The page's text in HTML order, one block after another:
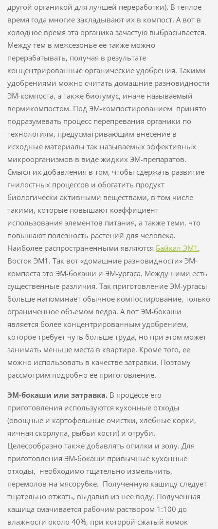
другой органикой для лучшей переработки). В теплое
время года многие закладывают их в компост. А вот в
холодное время эта органика зачастую выбрасывается.
Между тем в межсезонье ее также можно
перерабатывать, получая в результате
концентрированные органические удобрения. Такими
удобрениями можно считать домашние разновидности
ЭМ-компоста, а также биогумус, иначе называемый
вермикомпостом. Под ЭМ-компостированием принято
подразумевать процесс перепревания органики по
технологиям, предусматривающим внесение в
исходные материалы так называемых эффективных
микроорганизмов в виде жидких ЭМ-препаратов.
Смысл их добавления в том, чтобы сдержать развитие
гнилостных процессов и обогатить продукт
биологически активными веществами, в том числе
такими, которые повышают коэффициент
использования элементов питания, а также теми, что
повышают полезность растений для человека.
Наиболее распространенными являются Байкал ЭМ1 ,
Восток ЭМ1. Так вот «домашние разновидности» ЭМ-
компоста это ЭМ-бокаши и ЭМ-ургаса. Между ними есть
существенные различия. Так приготовление ЭМ-ургасы
больше напоминает обычное компостирование, только
ограниченное объемом ведра. А вот ЭМ-бокаши
является более концентрированным удобрением,
которое требует чуть больше труда, но при этом может
занимать меньше места в квартире. Кроме того, ее
можно использовать в качестве затравки. Поэтому
рассмотрим подробно ее приготовление.
ЭМ-бокаши или затравка.В процессе его
приготовления используются кухонные отходы
(овощные и картофельные очистки, хлебные корки,
яичная скорлупа, рыбьи кости) и отруби.
Целесообразно также добавлять опилки и золу. Для
приготовления ЭМ-бокаши привычные кухонные
отходы, необходимо тщательно измельчить,
перемолов на мясорубке. Полученную кашицу следует
тщательно отжать, выдавив из нее воду. Полученная
кашица смачивается рабочим раствором 1:100 до
влажности около 40%, при которой сжатый комок